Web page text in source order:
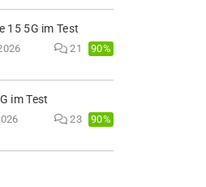
15 5G im Test
21 90%
im Test
23 90%